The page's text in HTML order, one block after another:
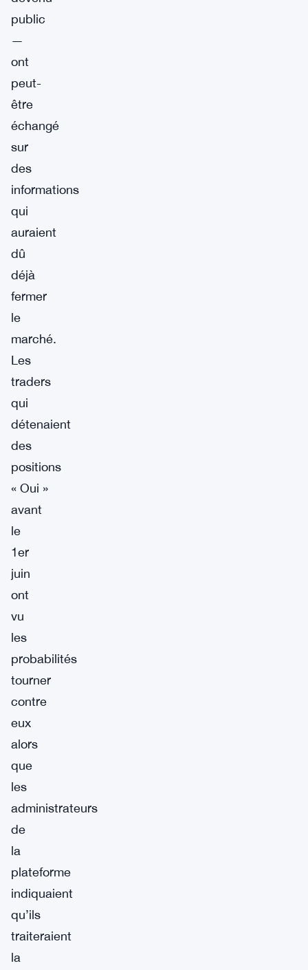
public
—
ont
peut-
être
échangé
sur
des
informations
qui
auraient
dû
déjà
fermer
le
marché.
Les
traders
qui
détenaient
des
positions
« Oui »
avant
le
1er
juin
ont
vu
les
probabilités
tourner
contre
eux
alors
que
les
administrateurs
de
la
plateforme
indiquaient
qu’ils
traiteraient
la